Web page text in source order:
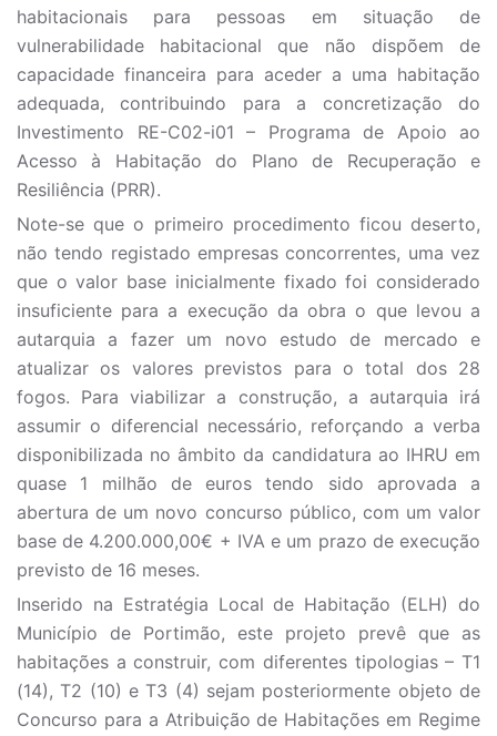
habitacionais para pessoas em situação de
vulnerabilidade habitacional que não dispõem de
capacidade financeira para aceder a uma habitação
adequada, contribuindo para a concretização do
Investimento RE-C02-i01 – Programa de Apoio ao
Acesso à Habitação do Plano de Recuperação e
Resiliência (PRR).
Note-se que o primeiro procedimento ficou deserto,
não tendo registado empresas concorrentes, uma vez
que o valor base inicialmente fixado foi considerado
insuficiente para a execução da obra o que levou a
autarquia a fazer um novo estudo de mercado e
atualizar os valores previstos para o total dos 28
fogos. Para viabilizar a construção, a autarquia irá
assumir o diferencial necessário, reforçando a verba
disponibilizada no âmbito da candidatura ao IHRU em
quase 1 milhão de euros tendo sido aprovada a
abertura de um novo concurso público, com um valor
base de 4.200.000,00€ + IVA e um prazo de execução
previsto de 16 meses.
Inserido na Estratégia Local de Habitação (ELH) do
Município de Portimão, este projeto prevê que as
habitações a construir, com diferentes tipologias – T1
(14), T2 (10) e T3 (4) sejam posteriormente objeto de
Concurso para a Atribuição de Habitações em Regime